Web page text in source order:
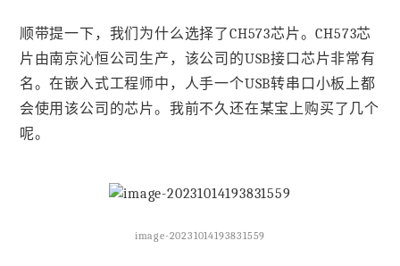
顺带提一下，我们为什么选择了CH573芯片。CH573芯
片由南京沁恒公司生产，该公司的USB接口芯片非常有
名。在嵌入式工程师中，人手一个USB转串口小板上都
会使用该公司的芯片。我前不久还在某宝上购买了几个
呢。
image-20231014193831559